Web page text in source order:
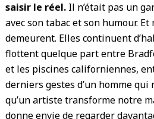
saisir le réel. Il n’était pas un
avec son tabac et son humour.
demeurent. Elles continuent
flottent quelque part entre
et les piscines californiennes,
derniers gestes d’un homme qui
qu’un artiste transforme notre
donne envie de regarder